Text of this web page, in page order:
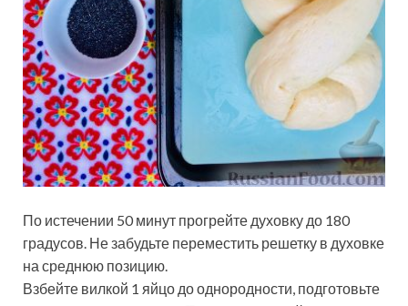
По истечении 50 минут прогрейте духовку до 180
градусов. Не забудьте переместить решетку в духовке
на среднюю позицию.
Взбейте вилкой 1 яйцо до однородности, подготовьте